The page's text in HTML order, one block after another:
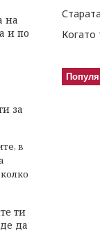
на
и по
за
в
ти
да
Когато